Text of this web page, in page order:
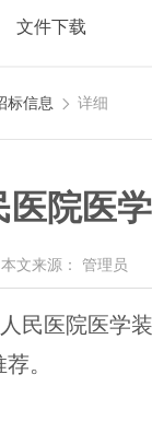
文件下载
标信息  详细
医院医
本文来源： 管理员
民医院医学
。